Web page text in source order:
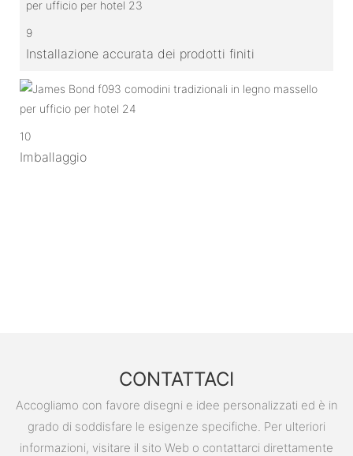
9
Installazione accurata dei prodotti finiti
10
Imballaggio
CONTATTACI
Accogliamo con favore disegni e idee personalizzati ed è in
grado di soddisfare le esigenze specifiche. Per ulteriori
informazioni, visitare il sito Web o contattarci direttamente